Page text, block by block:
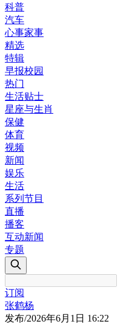
科普
汽车
心事家事
精选
特辑
早报校园
热门
生活贴士
星座与生肖
保健
体育
视频
新闻
娱乐
生活
系列节目
直播
播客
互动新闻
专题
订阅
张鹤杨
发布/2026年6月1日 16:22